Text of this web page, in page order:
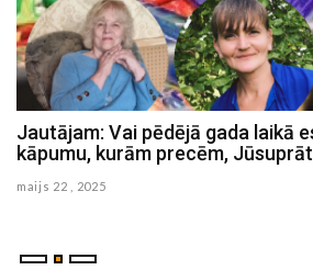
Jautājam: Vai pēdējā gada laikā
kāpumu, kurām precēm,
maijs 22 , 2025